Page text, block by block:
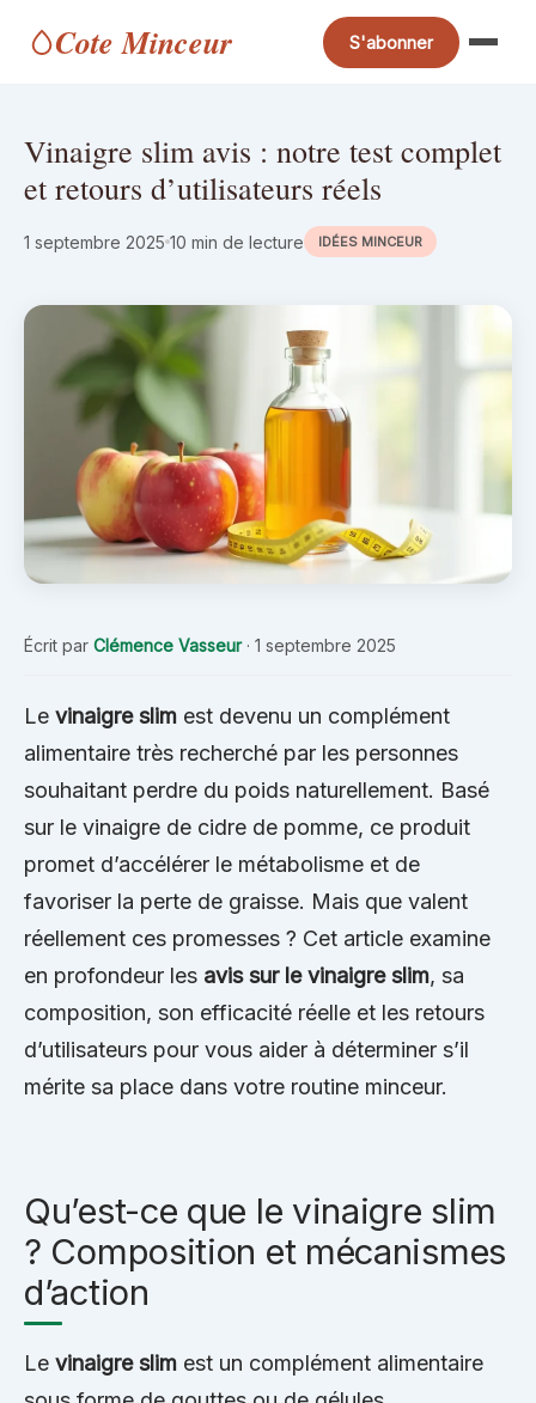
Cote Minceur S'abonner
Vinaigre slim avis : notre test complet
et retours d’utilisateurs réels
1 septembre 2025 10 min de lecture IDÉES MINCEUR
Écrit par Clémence Vasseur· 1 septembre 2025
Le vinaigre slim est devenu un complément
alimentaire très recherché par les personnes
souhaitant perdre du poids naturellement. Basé
sur le vinaigre de cidre de pomme, ce produit
promet d’accélérer le métabolisme et de
favoriser la perte de graisse. Mais que valent
réellement ces promesses ? Cet article examine
en profondeur les avis sur le vinaigre slim, sa
composition, son efficacité réelle et les retours
d’utilisateurs pour vous aider à déterminer s’il
mérite sa place dans votre routine minceur.
Qu’est-ce que le vinaigre slim
? Composition et mécanismes
d’action
Le vinaigre slim est un complément alimentaire